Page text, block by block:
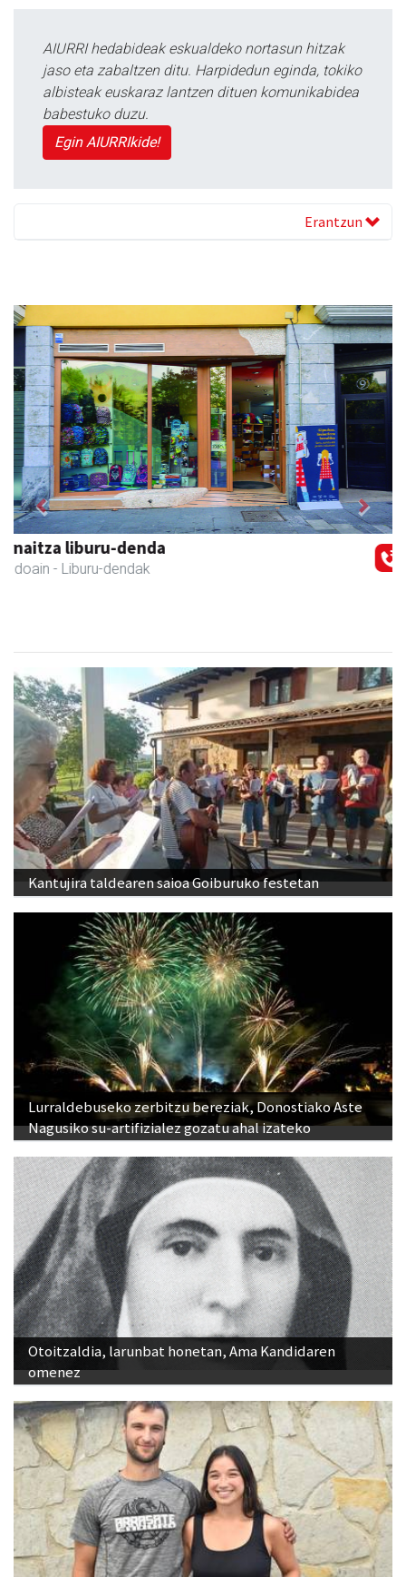
AIURRI hedabideak eskualdeko nortasun hitzak
jaso eta zabaltzen ditu. Harpidedun eginda, tokiko
albisteak euskaraz lantzen dituen komunikabidea
babestuko duzu.
Egin AIURRIkide!
Erantzun
Izkiriota ardoak
Andoain - Ardoak
Previous Next
Kantujira taldearen saioa Goiburuko festetan
Lurraldebuseko zerbitzu bereziak, Donostiako Aste
Nagusiko su-artifizialez gozatu ahal izateko
Otoitzaldia, larunbat honetan, Ama Kandidaren
omenez